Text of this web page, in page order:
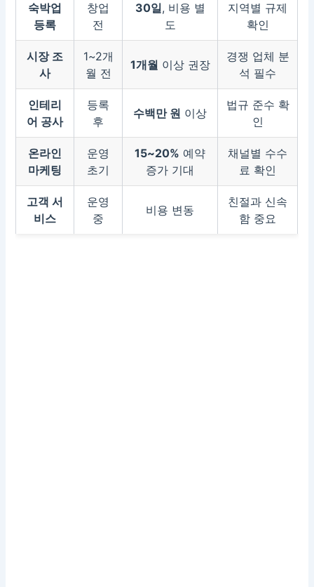
숙박업
등록
창업
전
30일, 비용 별
도
지역별 규제
확인
시장 조
사
1~2개
월 전
1개월 이상 권장
경쟁 업체 분
석 필수
인테리
어 공사
등록
후
수백만 원 이상
법규 준수 확
인
온라인
마케팅
운영
초기
15~20% 예약
증가 기대
채널별 수수
료 확인
고객 서
비스
운영
중
비용 변동
친절과 신속
함 중요